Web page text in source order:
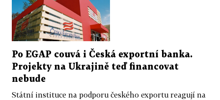
Po EGAP couvá i Česká exportní banka.
Projekty na Ukrajině teď financovat
nebude
Státní instituce na podporu českého exportu reagují na